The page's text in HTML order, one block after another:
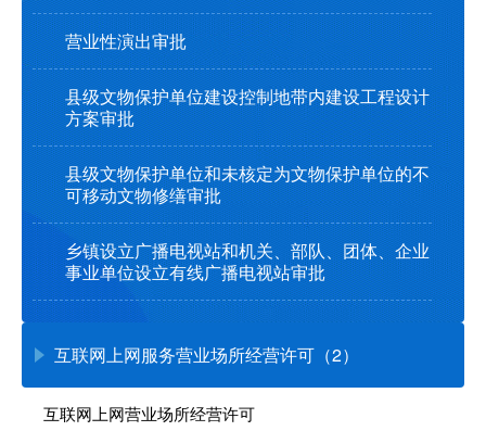
营业性演出审批
县级文物保护单位建设控制地带内建设工程设计
方案审批
县级文物保护单位和未核定为文物保护单位的不
可移动文物修缮审批
乡镇设立广播电视站和机关、部队、团体、企业
事业单位设立有线广播电视站审批
互联网上网服务营业场所经营许可（2）
互联网上网营业场所经营许可